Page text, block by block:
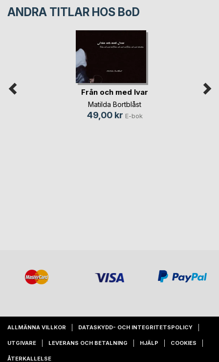
ANDRA TITLAR HOS BoD
Från och med Ivar
Matilda Bortblåst
49,00 kr E-bok
ALLMÄNNA VILLKOR DATASKYDD- OCH INTEGRITETSPOLICY
UTGIVARE LEVERANS OCH BETALNING HJÄLP COOKIES
ÅTERKALLELSE